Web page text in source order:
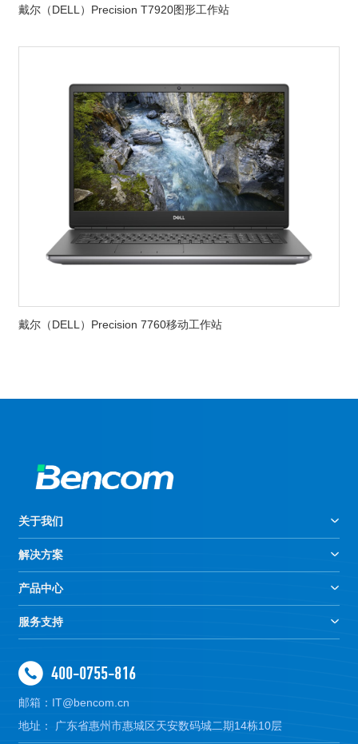
戴尔（DELL）Precision T7920图形工作站
戴尔（DELL）Precision 7760移动工作站
关于我们
解决方案
产品中心
服务支持
400-0755-816
邮箱：IT@bencom.cn
地址： 广东省惠州市惠城区天安数码城二期14栋10层